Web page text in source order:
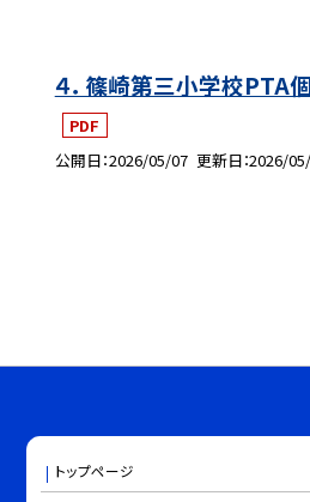
４．篠崎第三小学校PTA
PDF
公開日 2026/05/07 更新日 2026/
トップページ